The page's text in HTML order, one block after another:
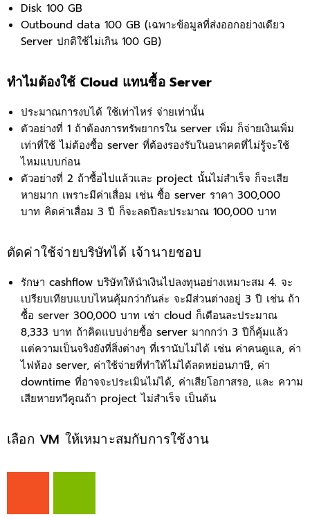
Disk 100 GB
Outbound data 100 GB (เฉพาะข้อมูลที่ส่งออกอย่างเดียว
Server ปกติใช้ไม่เกิน 100 GB)
ทำไมต้องใช้ Cloud แทนซื้อ Server
ประมาณการงบได้ ใช้เท่าไหร่ จ่ายเท่านั้น
ตัวอย่างที่ 1 ถ้าต้องการทรัพยากรใน server เพิ่ม ก็จ่ายเงินเพิ่ม
เท่าที่ใช้ ไม่ต้องซื้อ server ที่ต้องรองรับในอนาคตที่ไม่รู้จะใช้
ไหมแบบก่อน
ตัวอย่างที่ 2 ถ้าซื้อไปแล้วและ project นั้นไม่สำเร็จ ก็จะเสีย
หายมาก เพราะมีค่าเสื่อม เช่น ซื้อ server ราคา 300,000
บาท คิดค่าเสื่อม 3 ปี ก็จะลดปีละประมาณ 100,000 บาท
ตัดค่าใช้จ่ายบริษัทได้ เจ้านายชอบ
รักษา cashflow บริษัทให้นำเงินไปลงทุนอย่างเหมาะสม 4. จะ
เปรียบเทียบแบบไหนคุ้มกว่ากันล่ะ จะมีส่วนต่างอยู่ 3 ปี เช่น ถ้า
ซื้อ server 300,000 บาท เช่า cloud ก็เดือนละประมาณ
8,333 บาท ถ้าคิดแบบง่ายซื้อ server มากกว่า 3 ปีก็คุ้มแล้ว
แต่ความเป็นจริงยังที่สิ่งต่างๆ ที่เรานับไม่ได้ เช่น ค่าคนดูแล, ค่า
ไฟห้อง server, ค่าใช้จ่ายที่ทำให้ไม่ได้ลดหย่อนภาษี, ค่า
downtime ที่อาจจะประเมินไม่ได้, ค่าเสียโอกาสรอ, และ ความ
เสียหายทวีคูณถ้า project ไม่สำเร็จ เป็นต้น
เลือก VM ให้เหมาะสมกับการใช้งาน